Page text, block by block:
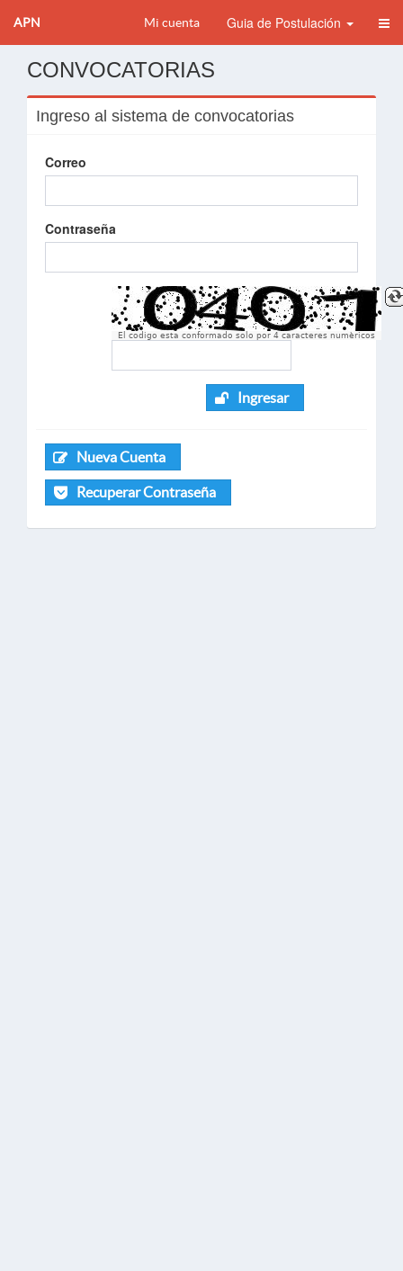
APN Mi cuenta Guia de Postulación
CONVOCATORIAS
Ingreso al sistema de convocatorias
Correo
Contraseña
El codigo esta conformado solo por 4 caracteres numèricos
Ingresar
Nueva Cuenta
Recuperar Contraseña